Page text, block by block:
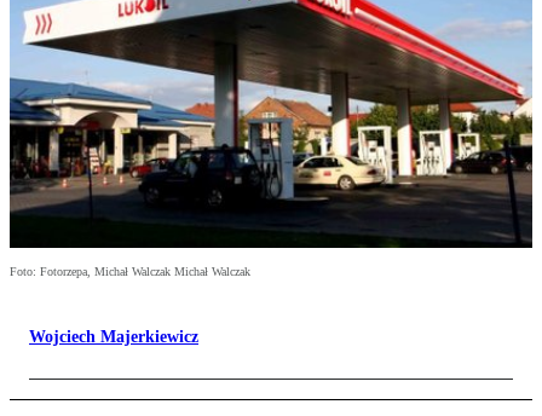
Foto: Fotorzepa, Michał Walczak Michał Walczak
Wojciech Majerkiewicz